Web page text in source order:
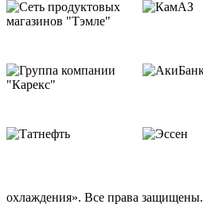
охлаждения». Все права защищены.